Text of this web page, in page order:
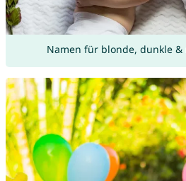
Namen für blonde, dunkle